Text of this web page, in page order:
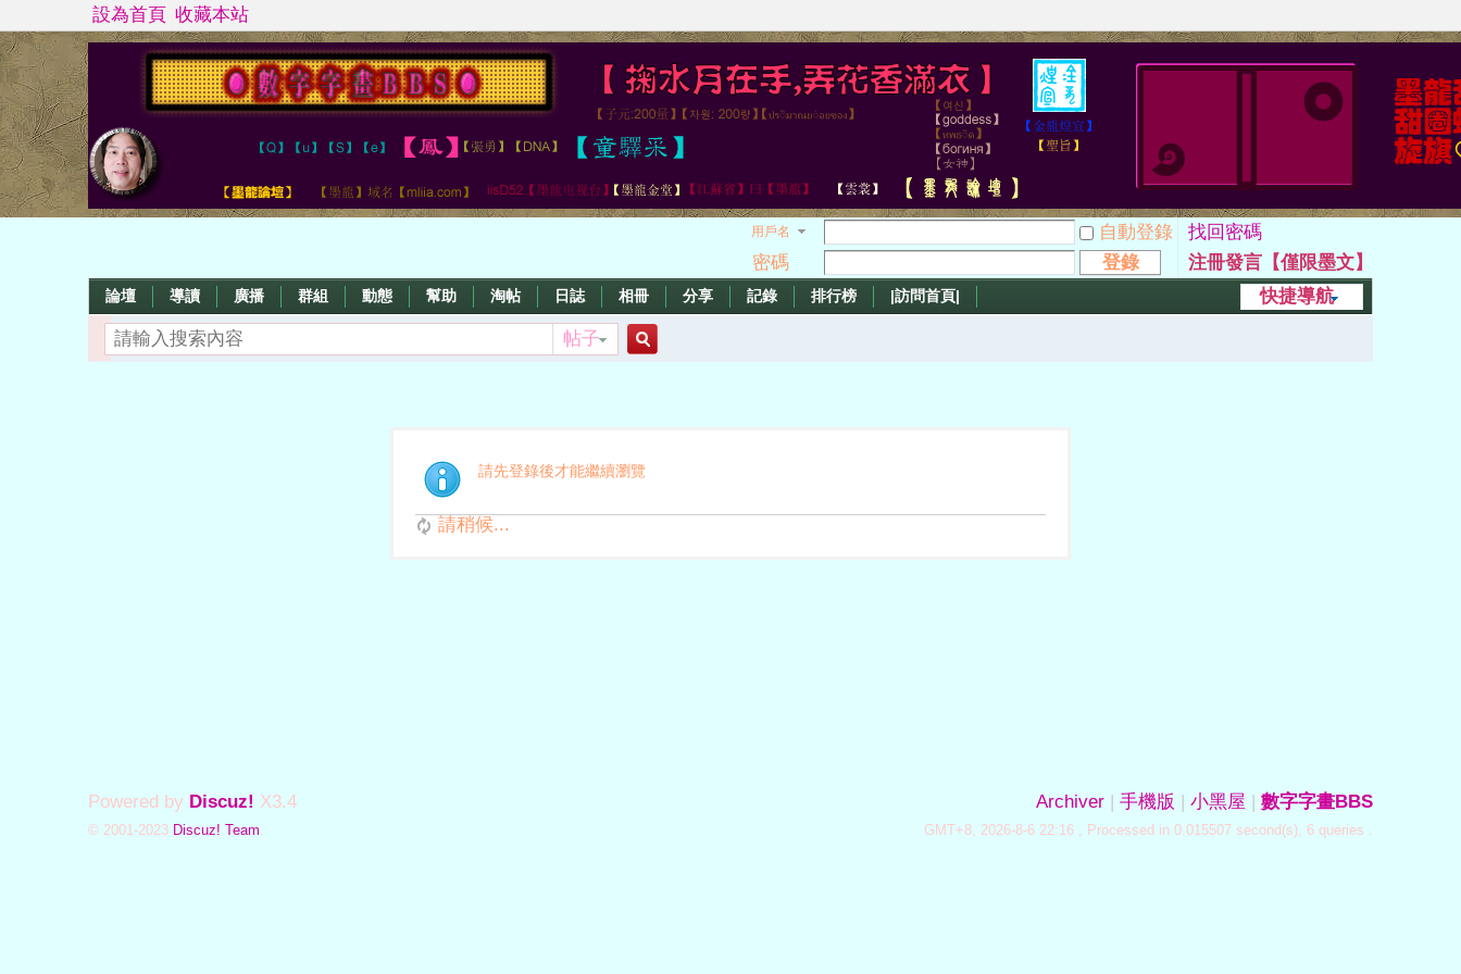
設為首頁 收藏本站
用戶名 自動登錄
找回密碼
密碼
登錄
注冊發言【僅限墨文】
快捷導航
論壇 導讀 廣播 群組 動態 幫助 淘帖 日誌 相冊 分享 記錄 排行榜 |訪問首頁|
帖子
索
請先登錄後才能繼續瀏覽
請稍候...
Archiver | 手機版 | 小黑屋 | 數字字畫BBS
GMT+8, 2026-8-6 22:16 , Processed in 0.015507 second(s), 6 queries .
Powered by Discuz! X3.4
© 2001-2023 Discuz! Team.